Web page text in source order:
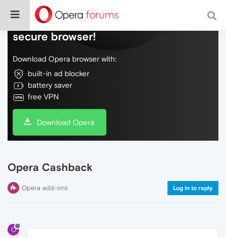
Do more on the web, with a fast and
secure browser!
Download Opera browser with:
built-in ad blocker
battery saver
free VPN
Download Opera
Opera Cashback
Opera add-ons Log in to reply
O